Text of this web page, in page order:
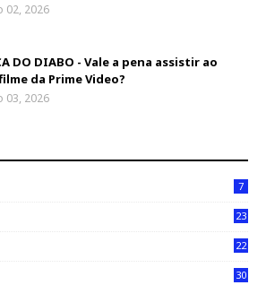
02, 2026
DO DIABO - Vale a pena assistir ao
da Prime Video?
03, 2026
7
23
22
30